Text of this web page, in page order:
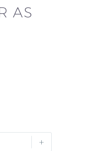
AS
+